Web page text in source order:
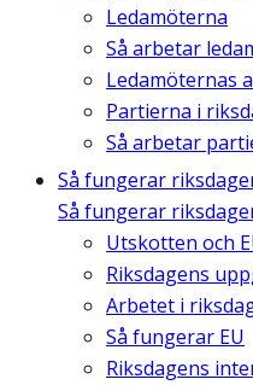
Ledamöterna
Så arbetar
Ledamöternas
Partierna i
Så arbetar
Så fungerar
Så fungerar
Utskotten och
Riksdagens
Arbetet i
Så fungerar EU
Riksdagens